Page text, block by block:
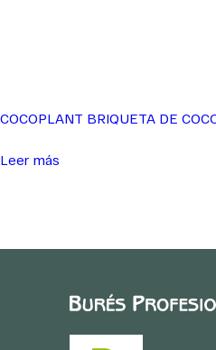
COCOPLANT BRIQUETA DE
Leer más